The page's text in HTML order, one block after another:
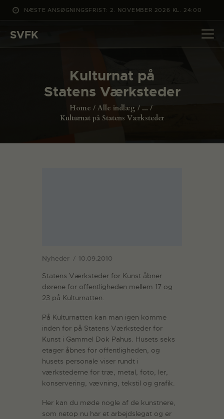
NÆSTE ANSØGNINGSFRIST: 2. NOVEMBER 2026 KL. 24:00
SVFK
Kulturnat på
Statens Værksteder
Home Alle indlæg
...
Kulturnat på Statens Værksteder
DET SKER
PROJEKTER
ANSØG
Nyheder 10.09.2010
Statens Værksteder for Kunst åbner
dørene for offentligheden mellem 17 og
23 på Kulturnatten.
På Kulturnatten kan man igen komme
inden for på Statens Værksteder for
Kunst i Gammel Dok Pahus. Husets seks
etager åbnes for offentligheden, og
husets personale viser rundt i
værkstederne for træ, metal, foto, ler,
konservering, vævning, tekstil og grafik.
Her kan du møde nogle af de kunstnere,
som netop nu har et arbejdslegat og er